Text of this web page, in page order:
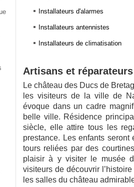
Installateurs d'alarmes
Installateurs antennistes
Installateurs de climatisation
Artisans et
Le château des Ducs de
les visiteurs de la ville de
évoque dans un cadre
belle ville. Résidence
siècle, elle attire tous les
prestance. Les enfants
tours reliées par des
plaisir à y visiter le musée
visiteurs de découvrir
les salles du château